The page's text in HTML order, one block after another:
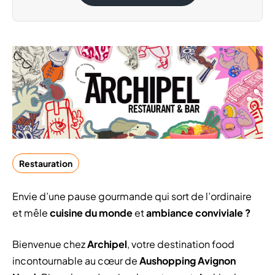
Restauration
Envie d’une pause gourmande qui sort de l’ordinaire
et mêlecuisine du mondeetambiance conviviale ?
Bienvenue chezArchipel, votre destination food
incontournable au cœur deAushopping Avignon